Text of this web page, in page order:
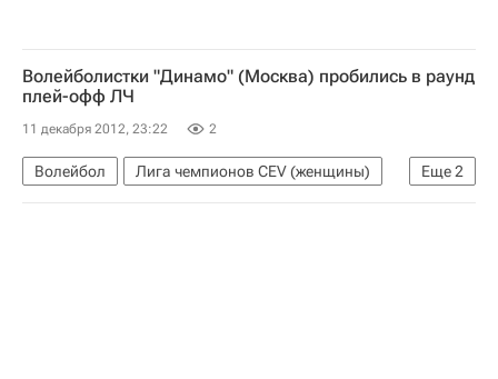
Волейболистки "Динамо" (Москва) пробились в раунд
плей-офф ЛЧ
11 декабря 2012, 23:22 2
Еще2
Волейбол
Лига чемпионов CEV (женщины)
Мушинянка
Динамо (Москва, ж)